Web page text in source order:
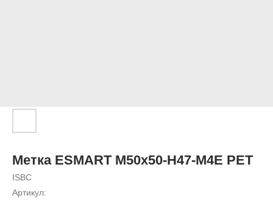
Метка ESMART M50x50-H47-M4E PET
ISBC
Артикул: